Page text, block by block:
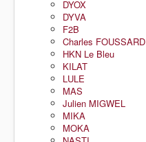
DYOX
DYVA
F2B
Charles FOUSSARD
HKN Le Bleu
KILAT
LULE
MAS
Julien MIGWEL
MIKA
MOKA